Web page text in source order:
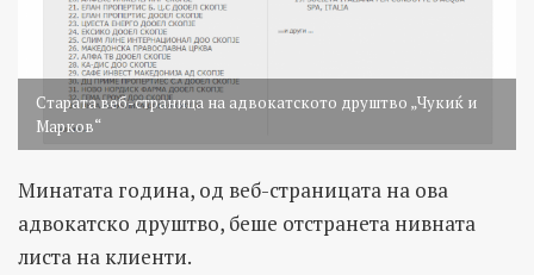
Старата веб-страница на адвокатското друштво „Чукиќ и
Марков“
Минатата година, од веб-страницата на ова
адвокатско друштво, беше отстранета нивната
листа на клиенти.